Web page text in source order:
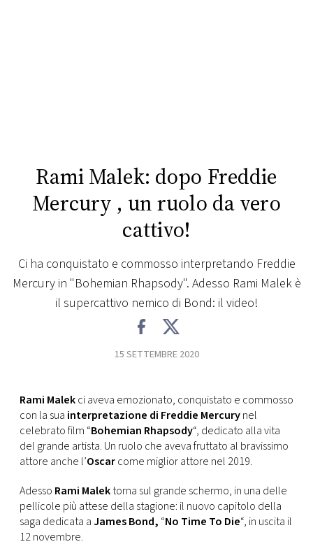
TV
MONACO
Rami Malek: dopo Freddie
Mercury , un ruolo da vero
cattivo!
Ci ha conquistato e commosso interpretando Freddie
Mercury in "Bohemian Rhapsody". Adesso Rami Malek è
il supercattivo nemico di Bond: il video!
15 SETTEMBRE 2020
Rami Malekci aveva emozionato, conquistato e commosso
con la sua interpretazione di Freddie Mercurynel
celebrato film “Bohemian Rhapsody“, dedicato alla vita
del grande artista. Un ruolo che aveva fruttato al bravissimo
attore anche l’Oscarcome miglior attore nel 2019.
Adesso Rami Malektorna sul grande schermo, in una delle
pellicole più attese della stagione: il nuovo capitolo della
saga dedicata aJames Bond, “No Time To Die“, in uscita il
12 novembre.